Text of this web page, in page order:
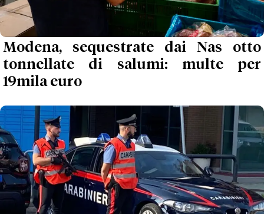
Modena, sequestrate dai Nas otto
tonnellate di salumi: multe per
19mila euro